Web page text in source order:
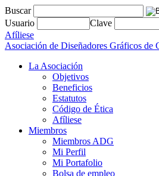
Buscar
Usuario
Clave
Afíliese
Asociación de Diseñadores Gráficos de
La Asociación
Objetivos
Beneficios
Estatutos
Código de Ética
Afíliese
Miembros
Miembros ADG
Mi Perfil
Mi Portafolio
Bolsa de empleo